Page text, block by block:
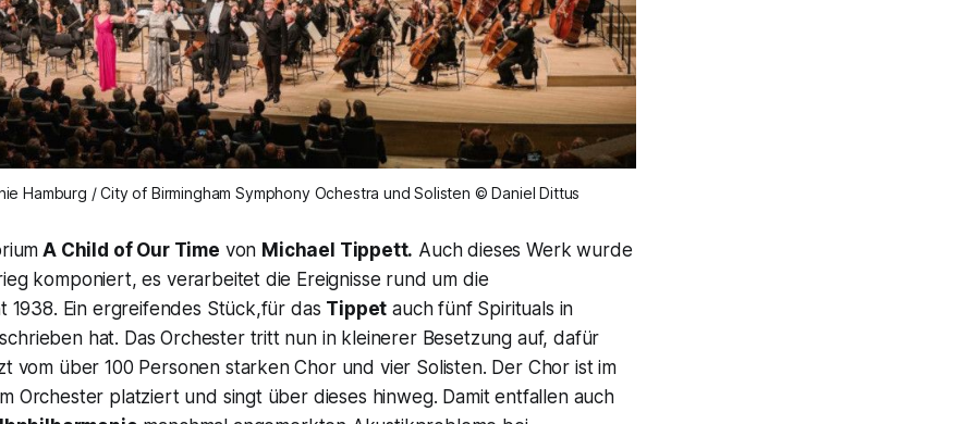
Hamburg / City of Birmingham Symphony Ochestra und Solisten © Daniel Dittus
A Child of Our Time von Michael Tippett. Auch dieses Werk wurde
komponiert, es verarbeitet die Ereignisse rund um die
1938. Ein ergreifendes Stück,für das Tippet auch fünf Spirituals in
hat. Das Orchester tritt nun in kleinerer Besetzung auf, dafür
vom über 100 Personen starken Chor und vier Solisten. Der Chor ist im
Orchester platziert und singt über dieses hinweg. Damit entfallen auch